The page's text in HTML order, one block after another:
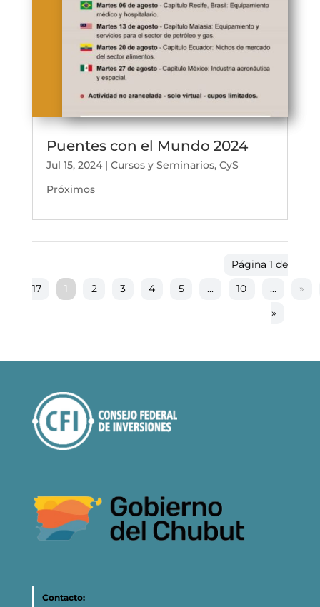
Puentes con el Mundo 2024
Jul 15, 2024| Cursos y Seminarios, CyS
Próximos
Página 1 de
17
1 2 3 4 5 ... 10 ...
»
»
Contacto: